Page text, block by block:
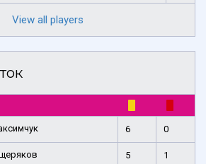
View all players
6 0
5 1